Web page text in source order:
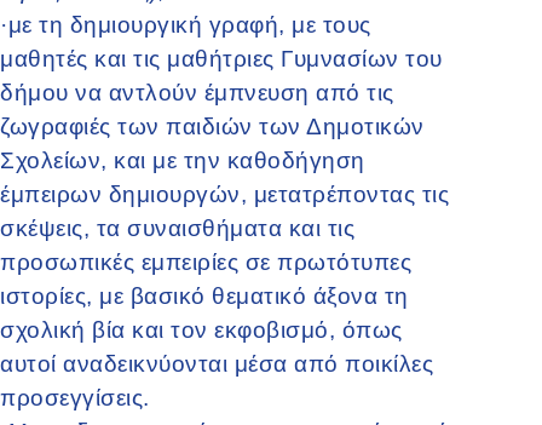
·με τη δημιουργική γραφή, με τους
μαθητές και τις μαθήτριες Γυμνασίων του
δήμου να αντλούν έμπνευση από τις
ζωγραφιές των παιδιών των Δημοτικών
Σχολείων, και με την καθοδήγηση
έμπειρων δημιουργών, μετατρέποντας τις
σκέψεις, τα συναισθήματα και τις
προσωπικές εμπειρίες σε πρωτότυπες
ιστορίες, με βασικό θεματικό άξονα τη
σχολική βία και τον εκφοβισμό, όπως
αυτοί αναδεικνύονται μέσα από ποικίλες
προσεγγίσεις.